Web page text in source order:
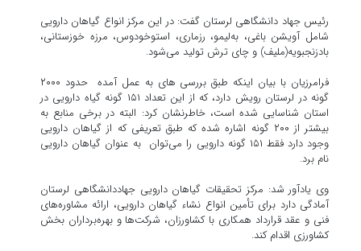
رئیس جهاد دانشگاهی لرستان گفت: در این مرکز انواع گیاهان دارویی
شامل آویشن باغی، به‌لیمو، رزماری، استوخودوس، مرزه خوزستانی،
بادزنجبویه(ملیف) و چای ترش تولید می‌شود.
فرامرزیان با بیان اینکه طبق بررسی های به عمل آمده حدود ۲۰۰۰
گونه در لرستان رویش دارد، که از این تعداد ۱۵۱ گونه گیاه دارویی در
استان شناسایی شده است، خاطرنشان کرد: البته در برخی منابع به
بیشتر از ۲۰۰ گونه اشاره شده که طبق تعریفی که از گیاهان دارویی
وجود دارد فقط ۱۵۱ گونه دارویی را می‌توان به عنوان گیاهان دارویی
نام برد.
وی یادآور شد: مرکز تحقیقات گیاهان دارویی جهاددانشگاهی لرستان
آمادگی دارد برای تأمین انواع نشاء گیاهان دارویی، ارائه مشاوره‌های
فنی و عقد قرارداد همکاری با کشاورزان، شرکت‌ها و بهره‌برداران بخش
کشاورزی اقدام کند.